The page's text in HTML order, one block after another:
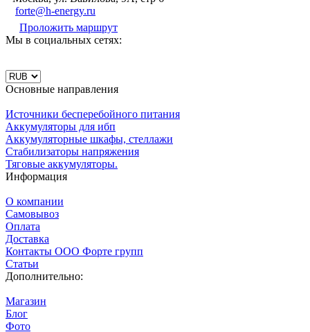
forte@h-energy.ru
Проложить маршрут
Мы в социальных сетях:
Основные направления
Источники бесперебойного питания
Аккумуляторы для ибп
Аккумуляторные шкафы, стеллажи
Стабилизаторы напряжения
Тяговые аккумуляторы.
Информация
О компании
Самовывоз
Оплата
Доставка
Контакты ООО Форте групп
Статьи
Дополнительно:
Магазин
Блог
Фото